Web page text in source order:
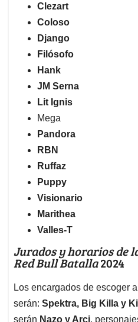
Clezart
Coloso
Django
Filósofo
Hank
JM Serna
Lit Ignis
Mega
Pandora
RBN
Ruffaz
Puppy
Visionario
Marithea
Valles-T
Jurados y horarios de
Red Bull Batalla2024
Los encargados de escoger
serán: Spektra, Big Killa y
serán Nazo y Arci,